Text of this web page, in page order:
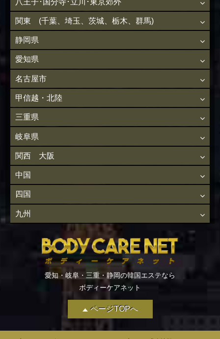
ページTOPへ
関東 (千葉、埼玉、茨城、栃木、群馬)
静岡県
愛知県
名古屋市
甲信越・北陸
三重県
岐阜県
関西 大阪
中国
四国
九州
愛知・岐阜・三重・静岡の韓国エステなら
ボディーケアネット